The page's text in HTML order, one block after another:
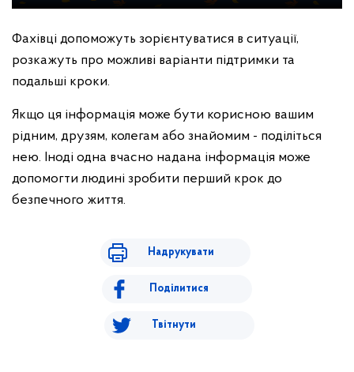
Фахівці допоможуть зорієнтуватися в ситуації,
розкажуть про можливі варіанти підтримки та
подальші кроки.
Якщо ця інформація може бути корисною вашим
рідним, друзям, колегам або знайомим - поділіться
нею. Іноді одна вчасно надана інформація може
допомогти людині зробити перший крок до
безпечного життя.
Надрукувати
Поділитися
Твітнути